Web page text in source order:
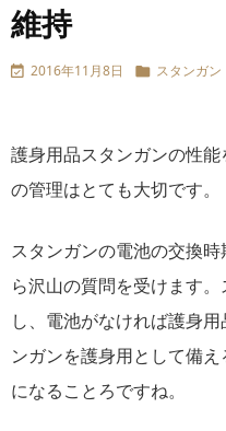
維持
 2016年11月8日  スタンガン
護身用品スタンガンの性
の管理はとても大切です。
スタンガンの電池の交換
ら沢山の質問を受けます
し、電池がなければ護身
ンガンを護身用として備
になることろですね。